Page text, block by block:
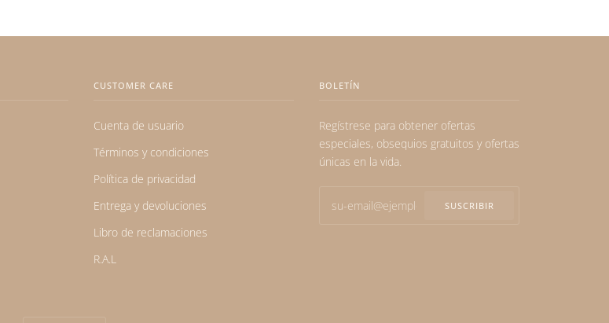
CUSTOMER CARE
Cuenta de usuario
Términos y condiciones
Política de privacidad
Entrega y devoluciones
Libro de reclamaciones
R.A.L
BOLETÍN
Regístrese para obtener ofertas
especiales, obsequios gratuitos y ofertas
únicas en la vida.
SUSCRIBIR